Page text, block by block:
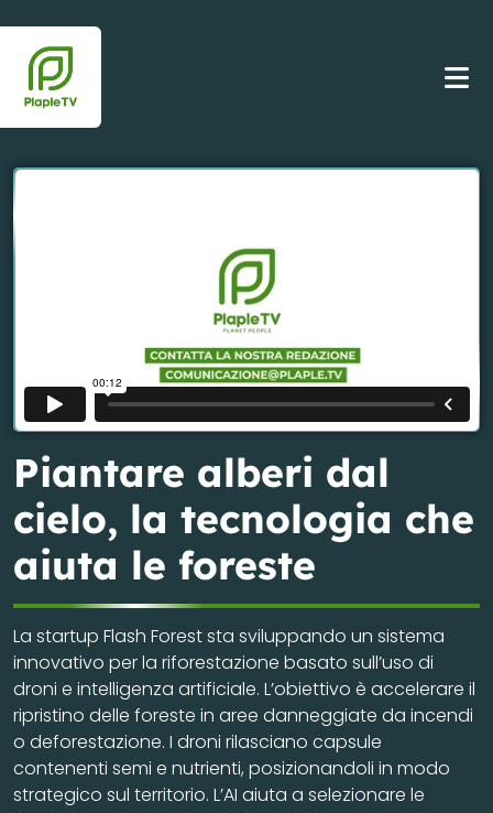
Piantare alberi dal
cielo, la tecnologia che
aiuta le foreste
La startup Flash Forest sta sviluppando un sistema
innovativo per la riforestazione basato sull’uso di
droni e intelligenza artificiale. L’obiettivo è accelerare il
ripristino delle foreste in aree danneggiate da incendi
o deforestazione. I droni rilasciano capsule
contenenti semi e nutrienti, posizionandoli in modo
strategico sul territorio. L’AI aiuta a selezionare le